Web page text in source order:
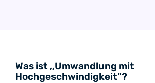
Was ist „Umwandlung mit
Hochgeschwindigkeit“?